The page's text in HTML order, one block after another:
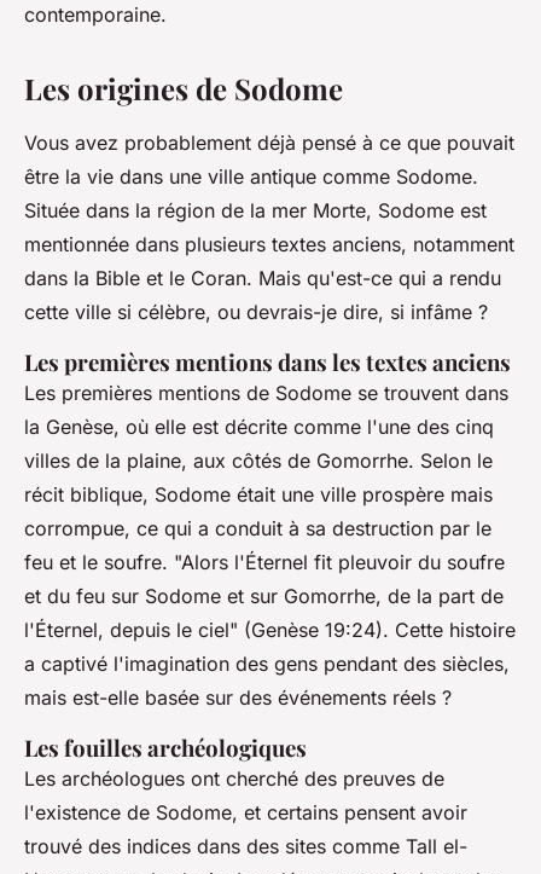
contemporaine.
Les origines de Sodome
Vous avez probablement déjà pensé à ce que pouvait
être la vie dans une ville antique comme Sodome.
Située dans la région de la mer Morte, Sodome est
mentionnée dans plusieurs textes anciens, notamment
dans la Bible et le Coran. Mais qu'est-ce qui a rendu
cette ville si célèbre, ou devrais-je dire, si infâme ?
Les premières mentions dans les textes anciens
Les premières mentions de Sodome se trouvent dans
la Genèse, où elle est décrite comme l'une des cinq
villes de la plaine, aux côtés de Gomorrhe. Selon le
récit biblique, Sodome était une ville prospère mais
corrompue, ce qui a conduit à sa destruction par le
feu et le soufre. "Alors l'Éternel fit pleuvoir du soufre
et du feu sur Sodome et sur Gomorrhe, de la part de
l'Éternel, depuis le ciel" (Genèse 19:24). Cette histoire
a captivé l'imagination des gens pendant des siècles,
mais est-elle basée sur des événements réels ?
Les fouilles archéologiques
Les archéologues ont cherché des preuves de
l'existence de Sodome, et certains pensent avoir
trouvé des indices dans des sites comme Tall el-